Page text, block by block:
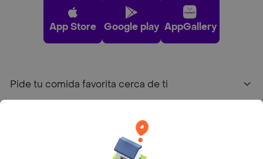
App Store Google play AppGallery
Pide tu comida favorita cerca de ti